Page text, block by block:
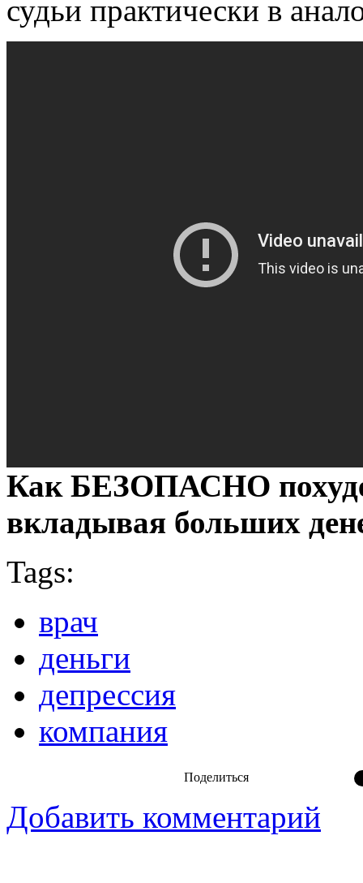
судьи практически в
Как БЕЗОПАСНО
вкладывая больших
Tags:
врач
деньги
депрессия
компания
Поделиться
Добавить комментарий